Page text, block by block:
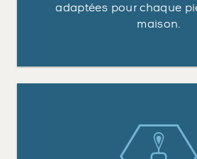
adaptées pour chaque
maison.